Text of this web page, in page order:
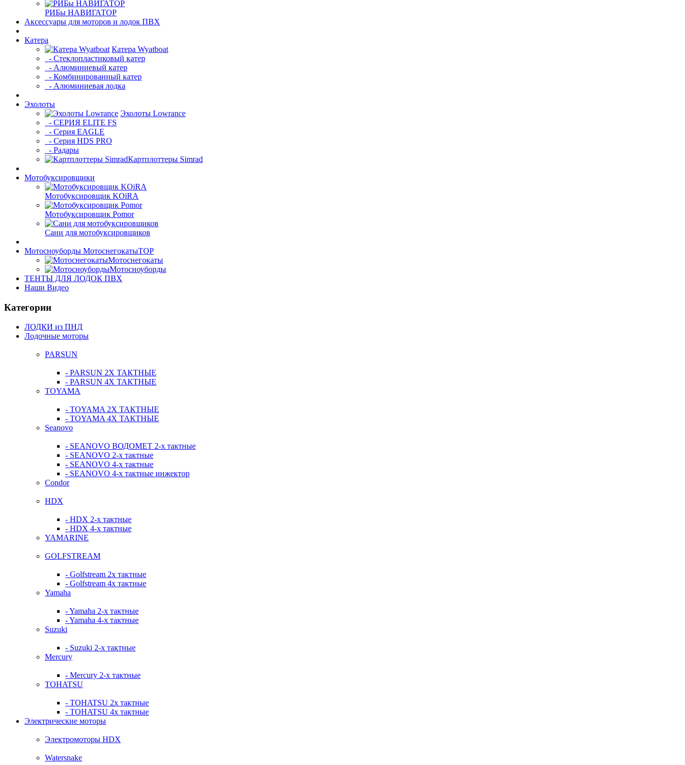
РИБы НАВИГАТОР
Аксессуары для моторов и лодок ПВХ
Катера
Катера Wyatboat
- Cтеклопластиковый катер
- Алюминиевый катер
- Комбинированный катер
- Алюминиевая лодка
Эхолоты
Эхолоты Lowrance
- СЕРИЯ ELITE FS
- Серия EAGLE
- Серия HDS PRO
- Радары
Картплоттеры Simrad
Мотобуксировщики
Мотобуксировщик KOiRA
Мотобуксировщик Pomor
Сани для мотобуксировщиков
Мотосноуборды МотоснегокатыTOP
Мотоснегокаты
Мотосноуборды
ТЕНТЫ ДЛЯ ЛОДОК ПВХ
Наши Видео
Категории
ЛОДКИ из ПНД
Лодочные моторы
PARSUN
- PARSUN 2Х ТАКТНЫЕ
- PARSUN 4Х ТАКТНЫЕ
TOYAMA
- TOYAMA 2Х ТАКТНЫЕ
- TOYAMA 4Х ТАКТНЫЕ
Seanovo
- SEANOVO ВОДОМЕТ 2-х тактные
- SEANOVO 2-х тактные
- SEANOVO 4-х тактные
- SEANOVO 4-х тактные инжектор
Condor
HDX
- HDX 2-х тактные
- HDX 4-х тактные
YAMARINE
GOLFSTREAM
- Golfstream 2х тактные
- Golfstream 4х тактные
Yamaha
- Yamaha 2-х тактные
- Yamaha 4-х тактные
Suzuki
- Suzuki 2-х тактные
Mercury
- Mercury 2-х тактные
TOHATSU
- TOHATSU 2х тактные
- TOHATSU 4х тактные
Электрические моторы
Электромоторы HDX
Watersnake